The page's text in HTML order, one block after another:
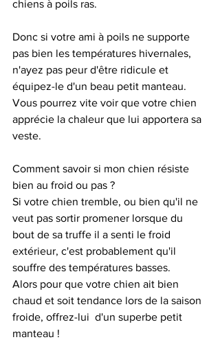
chiens à poils ras.
Donc si votre ami à poils ne supporte
pas bien les températures hivernales,
n'ayez pas peur d'être ridicule et
équipez-le d'un beau petit manteau.
Vous pourrez vite voir que votre chien
apprécie la chaleur que lui apportera sa
veste.
Comment savoir si mon chien résiste
bien au froid ou pas ?
Si votre chien tremble, ou bien qu'il ne
veut pas sortir promener lorsque du
bout de sa truffe il a senti le froid
extérieur, c'est probablement qu'il
souffre des températures basses.
Alors pour que votre chien ait bien
chaud et soit tendance lors de la saison
froide, offrez-lui  d'un superbe petit
manteau !